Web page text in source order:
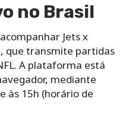
no Brasil
Jets x
que transmite partidas
A plataforma está
mediante
às 15h (horário de